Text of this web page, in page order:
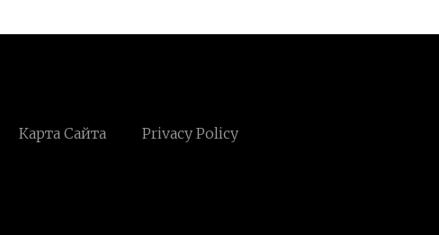
Карта Сайта Privacy Policy